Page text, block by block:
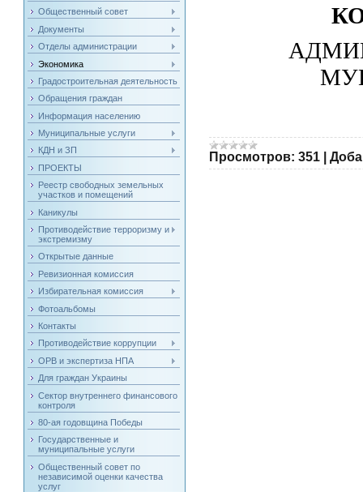
Общественный совет
Документы
Отделы администрации
Экономика
Градостроительная деятельность
Обращения граждан
Информация населению
Муниципальные услуги
КДН и ЗП
ПРОЕКТЫ
Реестр свободных земельных
участков и помещений
Каникулы
Противодействие терроризму и
экстремизму
Открытые данные
Ревизионная комиссия
Избирательная комиссия
Фотоальбомы
Контакты
Противодействие коррупции
ОРВ и экспертиза НПА
Для граждан Украины
Сектор внутреннего финансового
контроля
80-ая годовщина Победы
Государственные и
муниципальные услуги
Общественный совет по
независимой оценки качества
услуг
Просмотров: 351 |